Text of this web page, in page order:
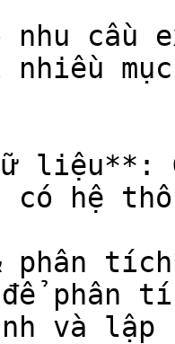
nhu
nhiều
liệu**:
có hệ
phân
phân
và lập